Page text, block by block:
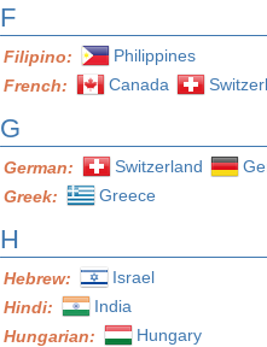
F
Filipino:
Philippines
French:
Canada
G
German: Switzerland
Greek:
Greece
H
Hebrew:
Israel
Hindi:
India
Hungarian:
Hungary